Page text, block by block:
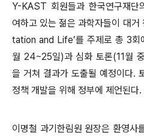
Y-KAST 회원들과 한국연구재단
여하고 있는 젊은 과학자들이 대
tation and Life’를 주제로 총 3회
월 24~25일)과 심화 토론(11월
을 거쳐 결과가 도출될 예정이다.
정책 개발을 위해 정부에 제언된다.
이명철 과기한림원 원장은 환영사